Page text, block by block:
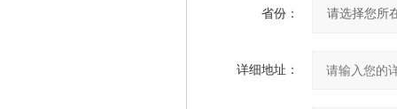
省份：
详细地址：